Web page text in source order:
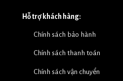
Hỗ trợ khách hàng:
Chính sách bảo hành
Chính sách thanh toán
Chính sách vận chuyển